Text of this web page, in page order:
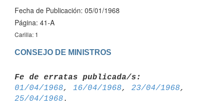
Fecha de Publicación: 05/01/1968
Página: 41-A
Carilla: 1
CONSEJO DE MINISTROS
Fe de erratas publicada/s:
01/04/1968, 16/04/1968, 23/04/1968
25/04/1968